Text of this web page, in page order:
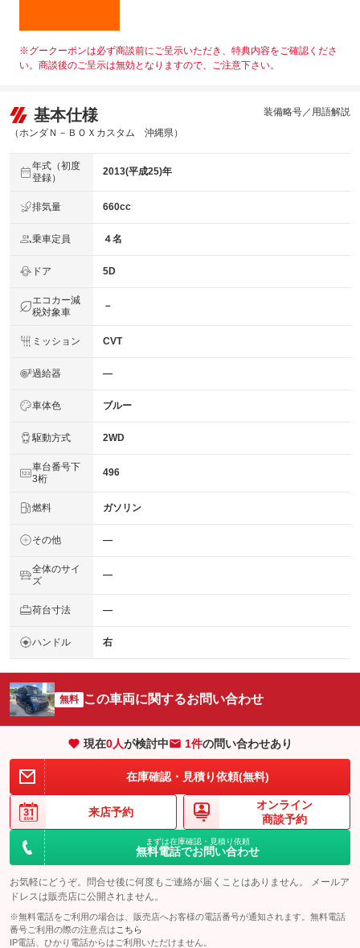
※グークーポンは必ず商談前にご呈示いただき、特典内容をご確認くださ
い。商談後のご呈示は無効となりますので、ご注意下さい。
基本仕様
（ホンダＮ－ＢＯＸカスタム 沖縄県）
装備略号／用語解説
年式（初度
登録）
2013(平成25)年
排気量 660cc
乗車定員 ４名
ドア 5D
エコカー減
税対象車
－
ミッション CVT
過給器 ―
車体色 ブルー
駆動方式 2WD
車台番号下
3桁
496
燃料 ガソリン
その他 ―
全体のサイ
ズ
―
荷台寸法 ―
ハンドル 右
無料 この車両に関するお問い合わせ
現在0人が検討中 1件の問い合わせあり
在庫確認・見積り依頼(無料)
来店予約
オンライン
商談予約
まずは在庫確認・見積り依頼
無料電話でお問い合わせ
お気軽にどうぞ。問合せ後に何度もご連絡が届くことはありません。 メールア
ドレスは販売店に公開されません。
※無料電話をご利用の場合は、販売店へお客様の電話番号が通知されます。無料電話
番号ご利用の際の注意点は こちら
IP電話、ひかり電話からはご利用いただけません。